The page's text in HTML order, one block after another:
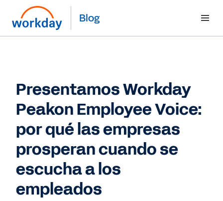
Blog
Presentamos Workday
Peakon Employee Voice:
por qué las empresas
prosperan cuando se
escucha a los
empleados